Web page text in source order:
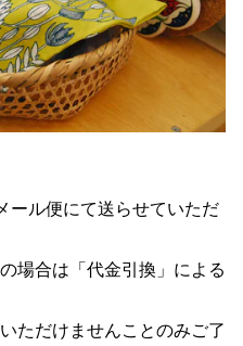
ール便にて送らせていただ
場合は「代金引換」による
ただけませんことのみご了